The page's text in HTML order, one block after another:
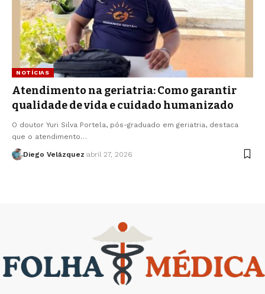
NOTÍCIAS
Atendimento na geriatria: Como garantir
qualidade de vida e cuidado humanizado
O doutor Yuri Silva Portela, pós-graduado em geriatria, destaca
que o atendimento…
Diego Velázquez abril 27, 2026